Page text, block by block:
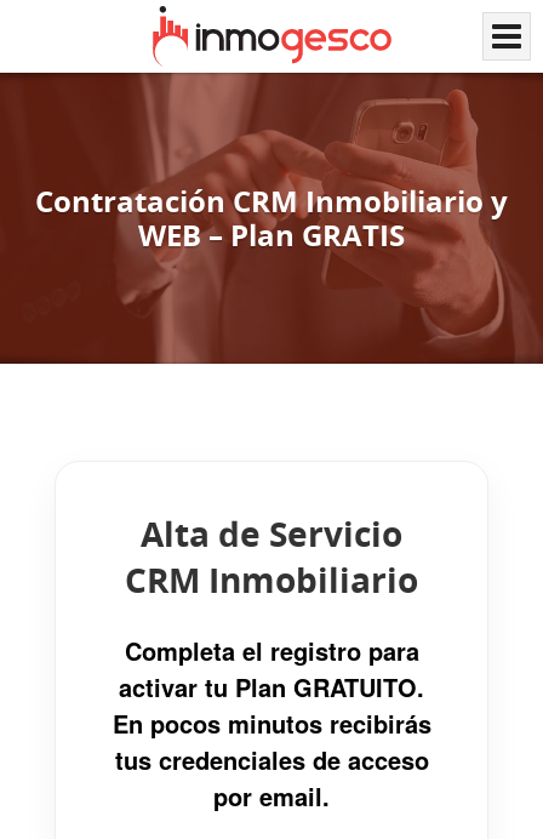
Contratación CRM Inmobiliario y
WEB – Plan GRATIS
Alta de Servicio
CRM Inmobiliario
Completa el registro para
activar tu Plan GRATUITO.
En pocos minutos recibirás
tus credenciales de acceso
por email.